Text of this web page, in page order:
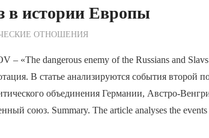
в истории Европы
ОТНОШЕНИЯ
«The dangerous enemy of the Russians and
В статье анализируются события второй
объединения Германии, Австро-
союз. Summary. The article analyses the events